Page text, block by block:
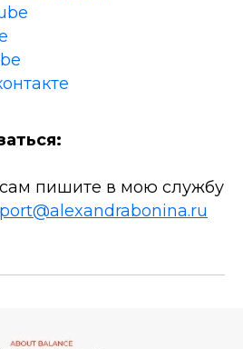
пишите в мою службу